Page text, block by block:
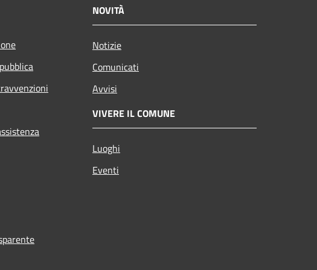
NOVITÀ
Notizie
Comunicati
Avvisi
VIVERE IL COMUNE
Luoghi
Eventi